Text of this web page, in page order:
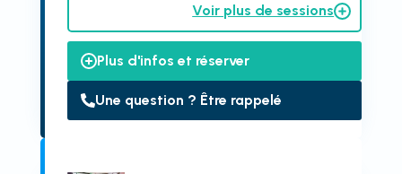
Voir plus de sessions
Plus d'infos et réserver
Une question ? Être rappelé